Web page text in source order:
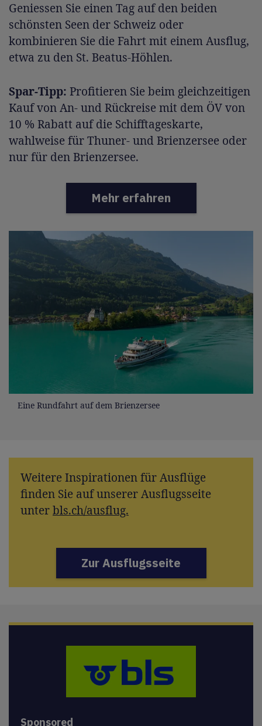
Geniessen Sie einen Tag auf den beiden
schönsten Seen der Schweiz oder
kombinieren Sie die Fahrt mit einem Ausflug,
etwa zu den St. Beatus-Höhlen.
Spar-Tipp: Profitieren Sie beim gleichzeitigen
Kauf von An- und Rückreise mit dem ÖV von
10 % Rabatt auf die Schifftageskarte,
wahlweise für Thuner- und Brienzersee oder
nur für den Brienzersee.
Mehr erfahren
Eine Rundfahrt auf dem Brienzersee
Weitere Inspirationen für Ausflüge
finden Sie auf unserer Ausflugsseite
unterbls.ch/ausflug.
Zur Ausflugsseite
Sponsored